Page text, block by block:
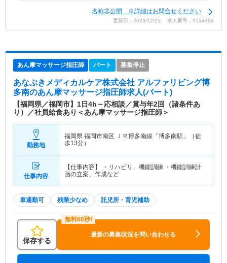
名称非公開 ※詳細はお問合せください
更新日：2023/12/25 求人番号：9154306
あん摩マッサージ指圧師 パート 募集停止
あなぶきメディカルケア株式会社 アルファリビング博
多南のあん摩マッサージ指圧師求人(パート)
【福岡県／福岡市】1日4h～応相談／賞与年2回（諸条件あ
り）／社員給食あり＜あん摩マッサージ指圧師＞
勤務地
福岡県 福岡市南区 ＪＲ博多南線「博多南駅」（徒
歩13分）
仕事内容
【仕事内容】 ・リハビリ、機能訓練 ・機能訓練計
画の立案、作成など
車通勤可 残業少なめ 託児所・育児補助
保存する
最新の募集状況を問い合わせる